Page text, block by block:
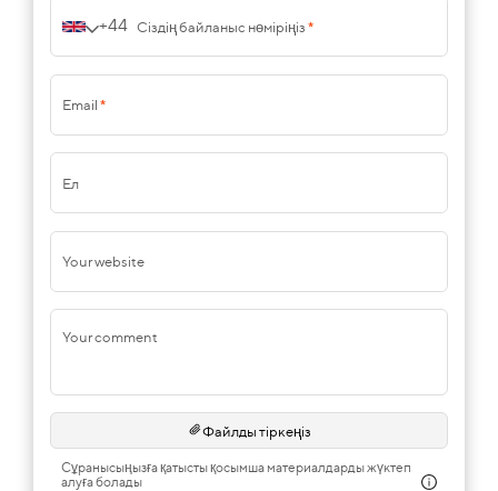
+44 Сіздің байланыс нөміріңіз*
Email*
Ел
Your website
Your comment
Файлды тіркеңіз
Сұранысыңызға қатысты қосымша материалдарды жүктеп
алуға болады